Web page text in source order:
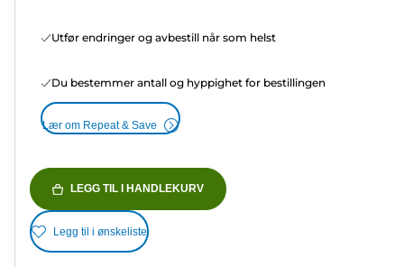
Utfør endringer og avbestill når som helst
Du bestemmer antall og hyppighet for bestillingen
Lær om Repeat & Save
LEGG TIL I HANDLEKURV
Legg til i ønskeliste